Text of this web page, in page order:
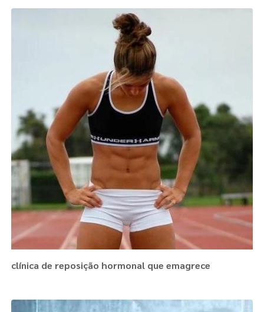
clínica de reposição hormonal que emagrece